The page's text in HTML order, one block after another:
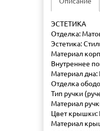
ЭСТЕТИКА
Отделка:
Эстетика:
Материал
Внутреннее
Материал
Отделка
Тип ручки
Материал
Цвет крышки:
Материал